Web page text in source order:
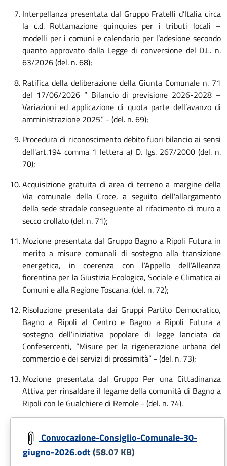
Interpellanza presentata dal Gruppo Fratelli d’Italia circa
la c.d. Rottamazione quinquies per i tributi locali –
modelli per i comuni e calendario per l’adesione secondo
quanto approvato dalla Legge di conversione del D.L. n.
63/2026 (del. n. 68);
Ratifica della deliberazione della Giunta Comunale n. 71
del 17/06/2026 “ Bilancio di previsione 2026-2028 –
Variazioni ed applicazione di quota parte dell’avanzo di
amministrazione 2025.” - (del. n. 69);
Procedura di riconoscimento debito fuori bilancio ai sensi
dell'art.194 comma 1 lettera a) D. lgs. 267/2000 (del. n.
70);
Acquisizione gratuita di area di terreno a margine della
Via comunale della Croce, a seguito dell'allargamento
della sede stradale conseguente al rifacimento di muro a
secco crollato (del. n. 71);
Mozione presentata dal Gruppo Bagno a Ripoli Futura in
merito a misure comunali di sostegno alla transizione
energetica, in coerenza con l’Appello dell’Alleanza
fiorentina per la Giustizia Ecologica, Sociale e Climatica ai
Comuni e alla Regione Toscana. (del. n. 72);
Risoluzione presentata dai Gruppi Partito Democratico,
Bagno a Ripoli al Centro e Bagno a Ripoli Futura a
sostegno dell’iniziativa popolare di legge lanciata da
Confesercenti, “Misure per la rigenerazione urbana del
commercio e dei servizi di prossimità” - (del. n. 73);
Mozione presentata dal Gruppo Per una Cittadinanza
Attiva per rinsaldare il legame della comunità di Bagno a
Ripoli con le Gualchiere di Remole - (del. n. 74).
Convocazione-Consiglio-Comunale-30-
giugno-2026.odt(58.07 KB)